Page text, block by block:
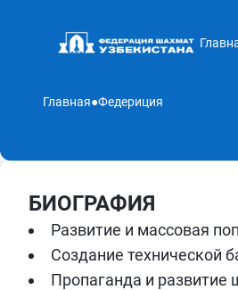
Главная●Федериция
БИОГРАФИЯ
Развитие и массовая
Создание технической
Пропаганда и